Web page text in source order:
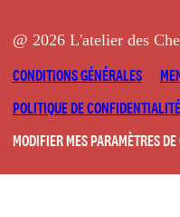
@ 2026 L'atelier des
CONDITIONS GÉNÉRALES
POLITIQUE DE CONFIDENTIALITÉ
MODIFIER MES PARAMÈTRES